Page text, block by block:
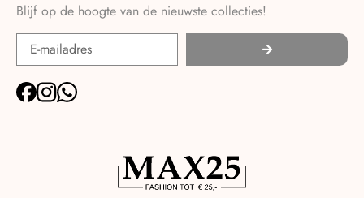
Blijf op de hoogte van de nieuwste collecties!